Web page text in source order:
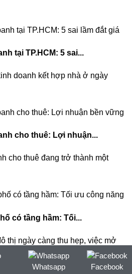
tại TP.HCM: 5 sai...
doanh kết hợp nhà ở ngày
cho thuê: Lợi nhuận...
cho thuê đang trở thành một
có tầng hầm: Tối...
thị ngày càng thu hẹp, việc mở
Whatsapp Facebook